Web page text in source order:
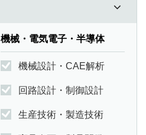
機械・電気電子・半導体
機械設計・CAE解析
回路設計・制御設計
生産技術・製造技術